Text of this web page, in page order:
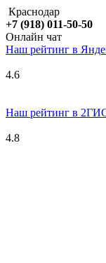
Краснодар
+7 (918) 011-50-50
Онлайн чат
Наш рейтинг в Я
4.6
Наш рейтинг в
4.8